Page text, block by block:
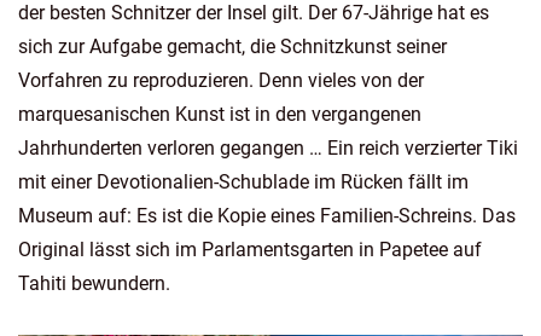
der besten Schnitzer der Insel gilt. Der 67-Jährige hat es
sich zur Aufgabe gemacht, die Schnitzkunst seiner
Vorfahren zu reproduzieren. Denn vieles von der
marquesanischen Kunst ist in den vergangenen
Jahrhunderten verloren gegangen … Ein reich verzierter Tiki
mit einer Devotionalien-Schublade im Rücken fällt im
Museum auf: Es ist die Kopie eines Familien-Schreins. Das
Original lässt sich im Parlamentsgarten in Papetee auf
Tahiti bewundern.